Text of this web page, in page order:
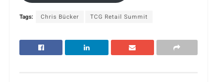
Tags: Chris Bücker TCG Retail Summit